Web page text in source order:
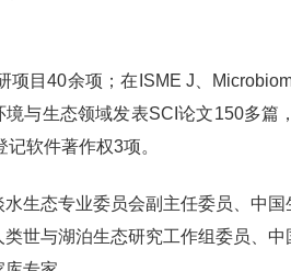
目40余项；在ISME J、
与生态领域发表SCI论文150多
软件著作权3项。
生态专业委员会副主任委员、中
世与湖泊生态研究工作组委员、